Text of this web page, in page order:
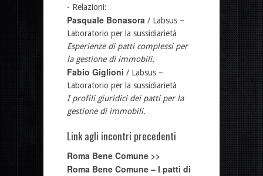
- Relazioni:
Pasquale Bonasora / Labsus –
Laboratorio per la sussidiarietà
Esperienze di patti complessi per
la gestione di immobili.
Fabio Giglioni / Labsus –
Laboratorio per la sussidiarietà
I profili giuridici dei patti per la
gestione di immobili.
Link agli incontri precedenti
Roma Bene Comune >>
Roma Bene Comune – I patti di